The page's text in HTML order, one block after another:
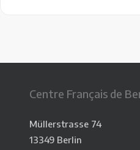
Centre Français de
Müllerstrasse 74
13349 Berlin